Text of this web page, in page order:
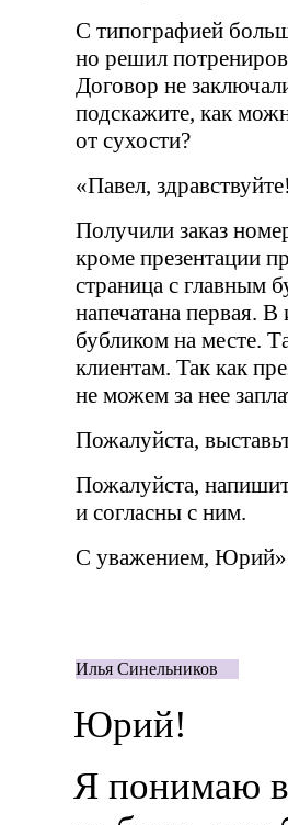
С типографией
но решил
Договор не
подскажите, как
от сухости?
«Павел, здравствуйте!
Получили заказ
кроме презентации
страница с главным
напечатана первая.
бубликом на месте.
клиентам. Так как
не можем за нее
Пожалуйста,
Пожалуйста,
и согласны с ним.
С уважением, Юрий»
Илья Синельников
Юрий!
Я понимаю